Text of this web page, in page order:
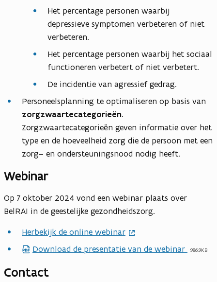
Het percentage personen waarbij
depressieve symptomen verbeteren of niet
verbeteren.
Het percentage personen waarbij het sociaal
functioneren verbetert of niet verbetert.
De incidentie van agressief gedrag.
Personeelsplanning te optimaliseren op basis van
zorgzwaartecategorieën.
Zorgzwaartecategorieën geven informatie over het
type en de hoeveelheid zorg die de persoon met een
zorg– en ondersteuningsnood nodig heeft.
Webinar
Op 7 oktober 2024 vond een webinar plaats over
BelRAI in de geestelijke gezondheidszorg.
Herbekijk de online webinar
Download de presentatie van de webinar
p
f
986.9KB
Contact